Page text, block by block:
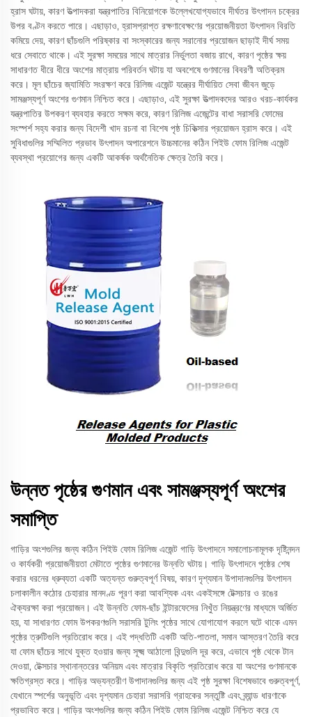
হ্রাস ঘটায়, কারণ উত্পাদকরা যন্ত্রপাতির বিনিয়োগকে উল্লেখযোগ্যভাবে দীর্ঘতর উৎপাদন চক্রের
উপর বণ্টন করতে পারে। এছাড়াও, হ্রাসপ্রাপ্ত রক্ষণাবেক্ষণের প্রয়োজনীয়তা উৎপাদন বিরতি
কমিয়ে দেয়, কারণ ছাঁচগুলি পরিষ্কার বা সংস্কারের জন্য সরানোর প্রয়োজন ছাড়াই দীর্ঘ সময়
ধরে সেবাতে থাকে। এই সুরক্ষা সময়ের সাথে মাত্রার নির্ভুলতা বজায় রাখে, কারণ পৃষ্ঠের ক্ষয়
সাধারণত ধীরে ধীরে অংশের মাত্রায় পরিবর্তন ঘটায় যা অবশেষে গুণমানের বিবরণী অতিক্রম
করে। মূল ছাঁচের জ্যামিতি সংরক্ষণ করে রিলিজ এজেন্ট যন্ত্রের দীর্ঘায়িত সেবা জীবন জুড়ে
সামঞ্জস্যপূর্ণ অংশের গুণমান নিশ্চিত করে। এছাড়াও, এই সুরক্ষা উত্পাদকদের আরও খরচ-কার্যকর
যন্ত্রপাতির উপকরণ ব্যবহার করতে সক্ষম করে, কারণ রিলিজ এজেন্টের বাধা সরাসরি ফোমের
সংস্পর্শ সহ্য করার জন্য বিদেশী খাদ রচনা বা বিশেষ পৃষ্ঠ চিকিত্সার প্রয়োজন হ্রাস করে। এই
সুবিধাগুলির সম্মিলিত প্রভাব উৎপাদন অপারেশনে উচ্চমানের কঠিন পিইউ ফোম রিলিজ এজেন্ট
ব্যবস্থা প্রয়োগের জন্য একটি আকর্ষক অর্থনৈতিক ক্ষেত্র তৈরি করে।
উন্নত পৃষ্ঠের গুণমান এবং সামঞ্জস্যপূর্ণ অংশের
সমাপ্তি
গাড়ির অংশগুলির জন্য কঠিন পিইউ ফোম রিলিজ এজেন্ট গাড়ি উৎপাদনে সমালোচনামূলক দৃষ্টিনন্দন
ও কার্যকরী প্রয়োজনীয়তা মেটাতে পৃষ্ঠের গুণমানের উন্নতি ঘটায়। গাড়ি উৎপাদনে পৃষ্ঠের শেষ
করার ধরনের ধ্রুব্যতা একটি অত্যন্ত গুরুত্বপূর্ণ বিষয়, কারণ দৃশ্যমান উপাদানগুলির উৎপাদন
চলাকালীন কঠোর চেহারার মানদণ্ড পূরণ করা আবশ্যিক এবং একইসঙ্গে টেক্সচার ও রঙের
ঐক্যরক্ষা করা প্রয়োজন। এই উন্নতি ফোম-ছাঁচ ইন্টারফেসের নিখুঁত নিয়ন্ত্রণের মাধ্যমে অর্জিত
হয়, যা সাধারণত ফোম উপকরণগুলি সরাসরি টুলিং পৃষ্ঠের সাথে যোগাযোগ করলে ঘটে থাকে এমন
পৃষ্ঠের ত্রুটিগুলি প্রতিরোধ করে। এই পদ্ধতিটি একটি অতি-পাতলা, সমান আস্তরণ তৈরি করে
যা ফোম ছাঁচের সাথে যুক্ত হওয়ার জন্য সূক্ষ্ম আঠালো বিন্দুগুলি দূর করে, এভাবে পৃষ্ঠ থেকে টান
দেওয়া, টেক্সচার স্থানান্তরের অনিয়ম এবং মাত্রার বিকৃতি প্রতিরোধ করে যা অংশের গুণমানকে
ক্ষতিগ্রস্ত করে। গাড়ির অভ্যন্তরীণ উপাদানগুলির জন্য এই পৃষ্ঠ সুরক্ষা বিশেষভাবে গুরুত্বপূর্ণ,
যেখানে স্পর্শের অনুভূতি এবং দৃশ্যমান চেহারা সরাসরি গ্রাহকের সন্তুষ্টি এবং ব্র্যান্ড ধারণাকে
প্রভাবিত করে। গাড়ির অংশগুলির জন্য কঠিন পিইউ ফোম রিলিজ এজেন্ট নিশ্চিত করে যে